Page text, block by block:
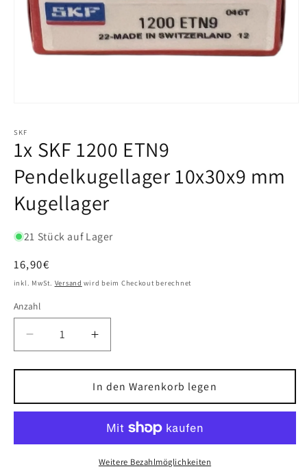
SKF
1x SKF 1200 ETN9
Pendelkugellager 10x30x9 mm
Kugellager
21 Stück auf Lager
Normaler
Preis
16,90€
inkl. MwSt. Versand wird beim Checkout berechnet
Anzahl
Verringere
die
Menge
1x
SKF
ETN9
Pendelkugellager
Erhöhe
die
Menge
für
1x
SKF
1200
ETN9
Pendelkugellager
In den Warenkorb legen
Weitere Bezahlmöglichkeiten